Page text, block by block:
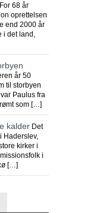
For 68 år
oprettelsen
end 2000 år
i det land,
år 50
til storbyen
Paulus fra
som […]
kalder Det
Haderslev,
kirker i
i
[…]